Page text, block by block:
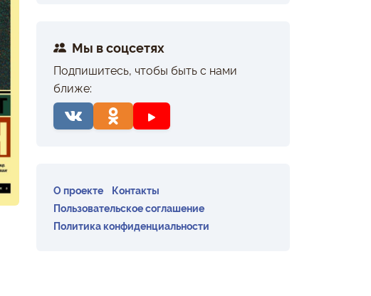
Мы в соцсетях
Подпишитесь, чтобы быть с нами
ближе:
О проекте
Контакты
Пользовательское соглашение
Политика конфиденциальности